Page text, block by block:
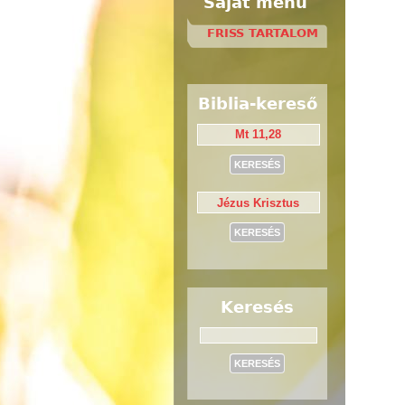
FRISS TARTALOM
Biblia-kereső
Keresés